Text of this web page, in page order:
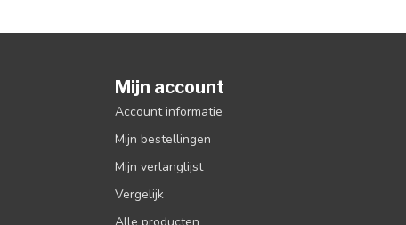
Mijn account
Account informatie
Mijn bestellingen
Mijn verlanglijst
Vergelijk